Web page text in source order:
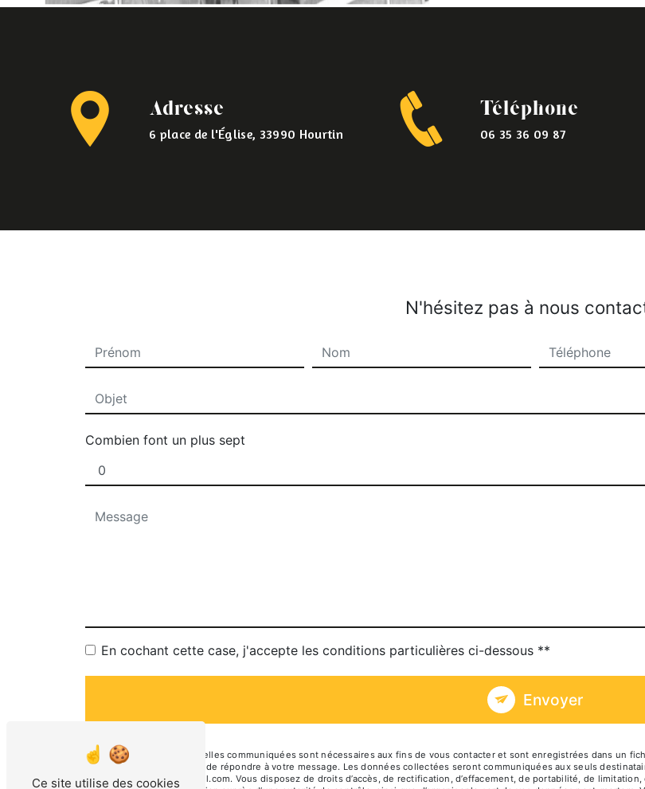
Adresse
6 place de l'Église, 33990 Hourtin
Téléphone
06 35 36 09 87
N'hésitez pas à nous
Combien font un plus sept
En cochant cette case, j'accepte les conditions particulières ci-dessous **
Envoyer
** Les données personnelles communiquées sont nécessaires aux fins de vous contacter et sont enregistrées dans un
traitants dans le seul but de répondre à votre message. Les données collectées seront communiquées aux seuls
georgette.epicerie@gmail.com. Vous disposez de droits d’accès, de rectification, d’effacement, de portabilité, de
Ce site utilise des cookies